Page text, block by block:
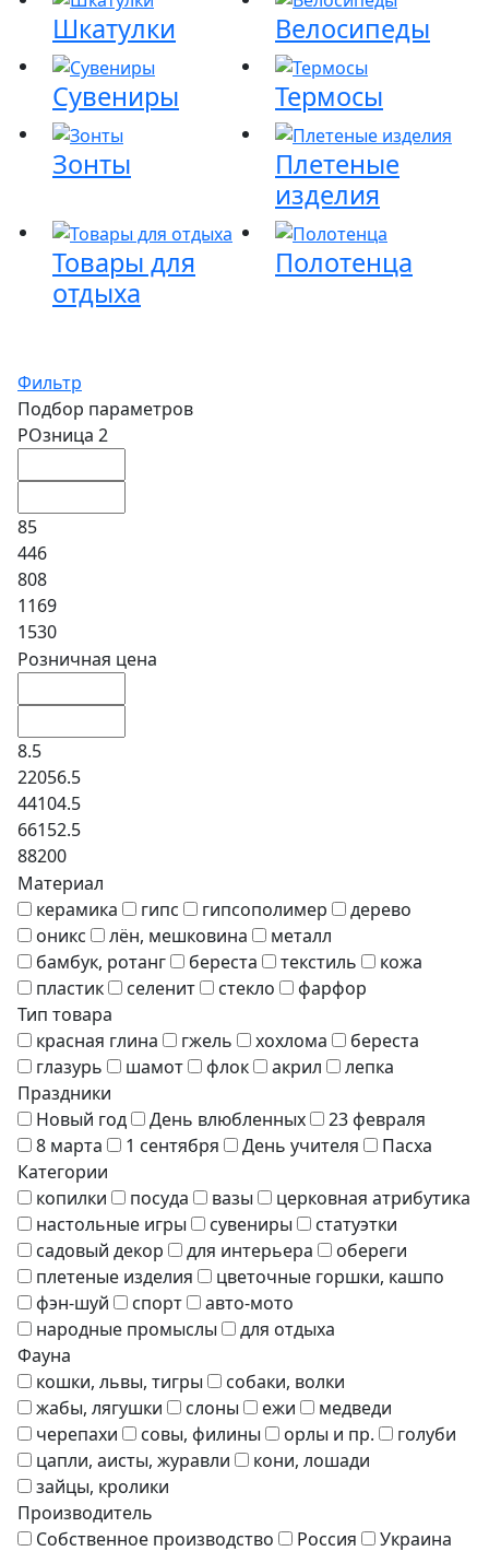
Шкатулки
Велосипеды
Сувениры
Термосы
Зонты
Плетеные
изделия
Товары для
отдыха
Полотенца
Фильтр
Подбор параметров
РОзница 2
85
446
808
1169
1530
Розничная цена
8.5
22056.5
44104.5
66152.5
88200
Материал
керамика
гипс гипсополимер
дерево
оникс
лён, мешковина
металл
бамбук, ротанг
береста текстиль
кожа
пластик
селенит стекло
фарфор
Тип товара
красная глина
гжель хохлома
береста
глазурь
шамот флок акрил
лепка
Праздники
Новый год
День влюбленных
23 февраля
8 марта
1 сентября День учителя
Пасха
Категории
копилки
посуда вазы
церковная атрибутика
настольные игры
сувениры
статуэтки
садовый декор
для интерьера
обереги
плетеные изделия
цветочные горшки, кашпо
фэн-шуй
спорт
авто-мото
народные промыслы
для отдыха
Фауна
кошки, львы, тигры
собаки, волки
жабы, лягушки
слоны ежи
медведи
черепахи
совы, филины орлы и пр.
голуби
цапли, аисты, журавли
кони, лошади
зайцы, кролики
Производитель
Собственное производство
Россия Украина